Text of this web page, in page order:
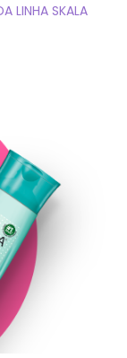
LINHA SKALA